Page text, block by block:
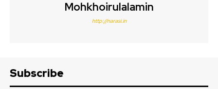
Mohkhoirulalamin
http://narasi.in
Subscribe